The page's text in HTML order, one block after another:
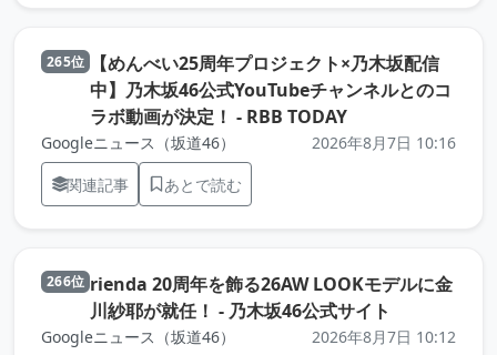
265位
【めんべい25周年プロジェクト×乃木坂配信
中】乃木坂46公式YouTubeチャンネルとのコ
ラボ動画が決定！ - RBB TODAY（元記事を新しい
Googleニュース（坂道46）
2026年8月7日 10:16
関連記事
あとで読む
266位 rienda 20周年を飾る26AW LOOKモデルに金
川紗耶が就任！ - 乃木坂46公式サイト
Googleニュース（坂道46）
2026年8月7日 10:12